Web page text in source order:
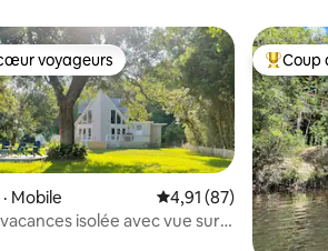
voyageurs
voyageurs
Mobile Note moyenne de
4,91 (87)
isolée avec vue sur
Coup
Coup